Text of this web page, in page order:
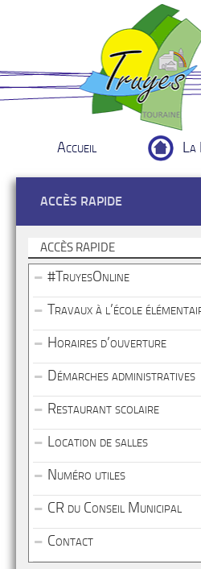
Accueil La
ACCÈS RAPIDE
ACCÈS RAPIDE
#TruyesOnline
Travaux à l’école
Horaires d’ouverture
Démarches administratives
Restaurant scolaire
Location de salles
Numéro utiles
CR du Conseil Municipal
Contact